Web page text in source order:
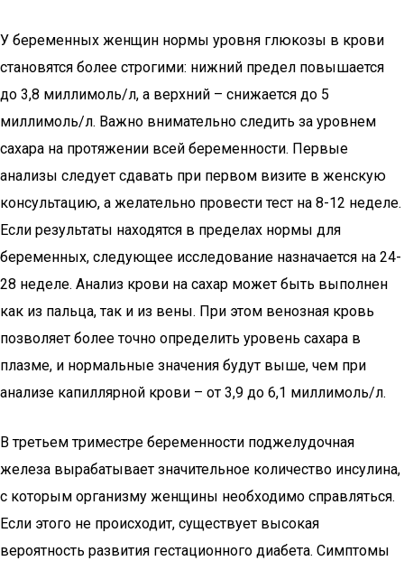
У беременных женщин нормы уровня глюкозы в крови
становятся более строгими: нижний предел повышается
до 3,8 миллимоль/л, а верхний – снижается до 5
миллимоль/л. Важно внимательно следить за уровнем
сахара на протяжении всей беременности. Первые
анализы следует сдавать при первом визите в женскую
консультацию, а желательно провести тест на 8-12 неделе.
Если результаты находятся в пределах нормы для
беременных, следующее исследование назначается на 24-
28 неделе. Анализ крови на сахар может быть выполнен
как из пальца, так и из вены. При этом венозная кровь
позволяет более точно определить уровень сахара в
плазме, и нормальные значения будут выше, чем при
анализе капиллярной крови – от 3,9 до 6,1 миллимоль/л.
В третьем триместре беременности поджелудочная
железа вырабатывает значительное количество инсулина,
с которым организму женщины необходимо справляться.
Если этого не происходит, существует высокая
вероятность развития гестационного диабета. Симптомы